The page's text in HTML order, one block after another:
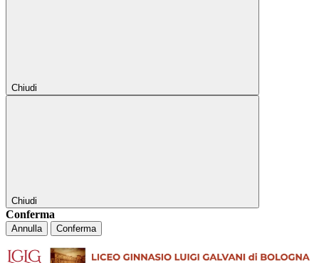
Chiudi
Chiudi
Conferma
Annulla Conferma